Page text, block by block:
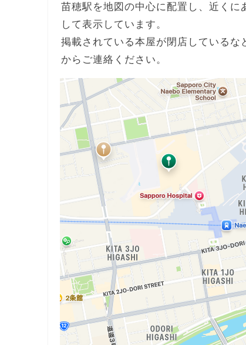
苗穂駅を地図の中心に配置し、近く
して表示しています。
掲載されている本屋が閉店しているな
からご連絡ください。